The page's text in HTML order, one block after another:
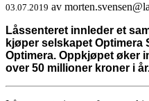
03.07.2019 av
Låssenteret innleder et
kjøper selskapet Optimera
Optimera. Oppkjøpet øker
over 50 millioner kroner i